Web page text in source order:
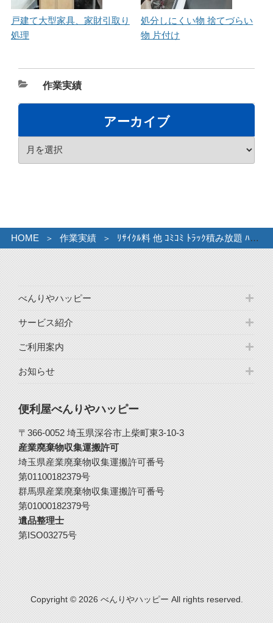
戸建て大型家具、家財引取り
処理
処分しにくい物 捨てづらい
物 片付け
カ
テ
ー
作業実績
アーカイブ
HOME 作業実績 ﾘｻｲｸﾙ料 他 ｺﾐｺﾐ ﾄﾗｯｸ積み放題 ﾊﾟｯｸ
べんりやハッピー
サービス紹介
ご利用案内
お知らせ
便利屋べんりやハッピー
〒366-0052 埼玉県深谷市上柴町東3-10-3
産業廃棄物収集運搬許可
埼玉県産業廃棄物収集運搬許可番号
第01100182379号
群馬県産業廃棄物収集運搬許可番号
第01000182379号
遺品整理士
第ISO03275号
Copyright © 2026 べんりやハッピー All rights reserved.